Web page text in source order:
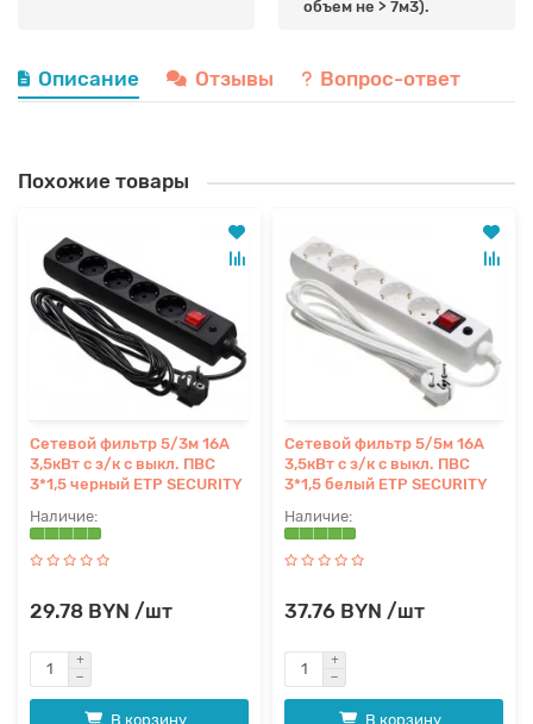
объем не > 7м3).
Описание Отзывы Вопрос-ответ
Похожие товары
Сетевой фильтр 5/3м 16А
3,5кВт с з/к с выкл. ПВС
3*1,5 черный ETP SECURITY
29.78 BYN /шт
В корзину
Сетевой фильтр 5/5м 16А
3,5кВт с з/к с выкл. ПВС
3*1,5 белый ETP SECURITY
37.76 BYN /шт
В корзину